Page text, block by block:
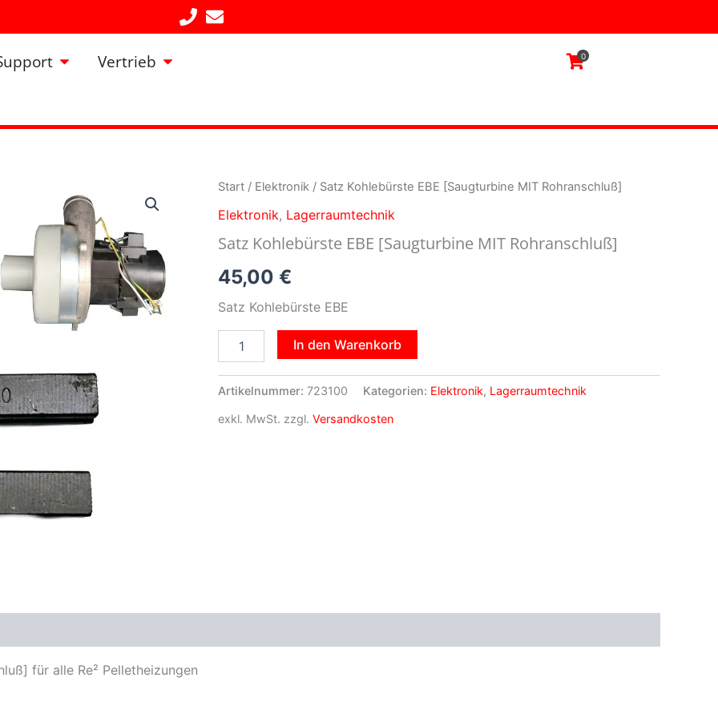
Öffne Support
Vertrieb Öffne Vertrieb 0
Start / Elektronik / Satz Kohlebürste EBE [Saugturbine MIT Rohranschluß]
Elektronik, Lagerraumtechnik
Satz Kohlebürste EBE [Saugturbine MIT Rohranschluß]
45,00 €
Satz Kohlebürste EBE
Satz
EBE
MIT
Menge
In den Warenkorb
Artikelnummer: 723100 Kategorien: Elektronik, Lagerraumtechnik
exkl. MwSt. zzgl. Versandkosten
für alle Re² Pelletheizungen
Rohranschluß]